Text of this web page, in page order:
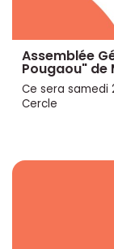
Assemblée
Pougaou" de
Ce sera samedi
Cercle